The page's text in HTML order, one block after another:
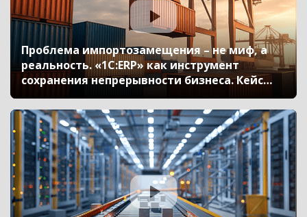
Проблема импортозамещения – не миф, а
реальность. «1С:ERP» как инструмент
сохранения непрерывности бизнеса. Кейс
Lindaily (10-й Бизнес-форум 1С:ERP 13 октября
2023 г., Мамбетова Анна, ООО «Линдэйли»)